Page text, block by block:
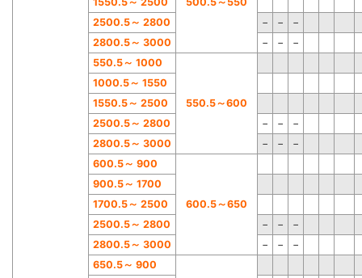
2500.5～ 2800 − −
−
2800.5～ 3000 − −
−
550.5～ 1000
550.5～600
1000.5～ 1550
1550.5～ 2500
2500.5～ 2800 − −
−
2800.5～ 3000 − −
−
600.5～ 900
600.5～650
900.5～ 1700
1700.5～ 2500
2500.5～ 2800 − −
−
2800.5～ 3000 − −
−
650.5～ 900